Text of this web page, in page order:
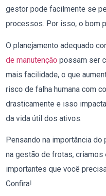
gestor pode facilmente se
processos. Por isso, o bom
O planejamento adequado
de manutenção possam ser
mais facilidade, o que
risco de falha humana com
drasticamente e isso
da vida útil dos ativos.
Pensando na importância do
na gestão de frotas,
importantes que você
Confira!